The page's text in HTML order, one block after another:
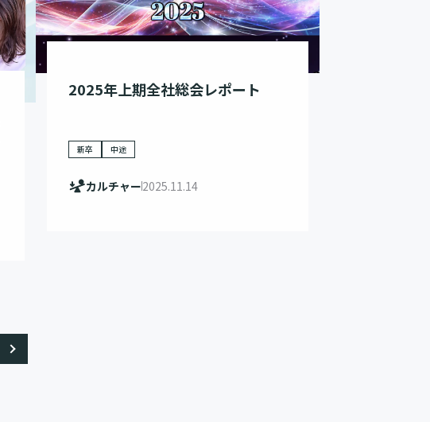
2025年上期全社総会レポート
新卒 中途
カルチャー2025.11.14